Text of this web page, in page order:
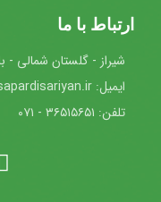
ارتباط با ما
شیراز - گلستان شمالی -
ایمیل: info@irsapardisariyan.ir
تلفن: ۳۶۵۱۵۶۵۱ - ۰۷۱